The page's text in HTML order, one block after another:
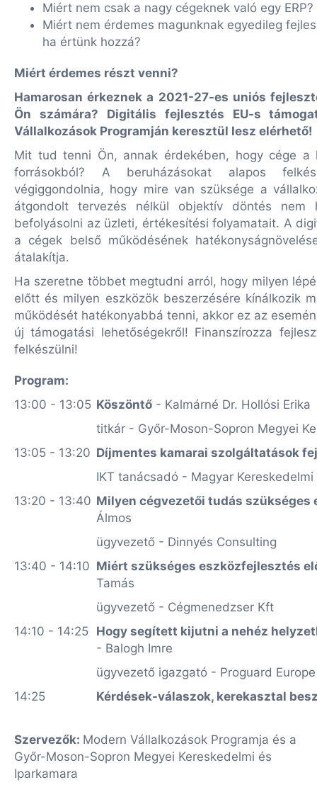
Miért nem csak a nagy cégeknek való egy ERP?
Miért nem érdemes magunknak egyedileg
ha értünk hozzá?
Miért érdemes részt venni?
Hamarosan érkeznek a 2021-27-es uniós
Ön számára? Digitális fejlesztés EU-s
Vállalkozások Programján keresztül lesz elérhető!
Mit tud tenni Ön, annak érdekében, hogy cége a
forrásokból? A beruházásokat alapos
végiggondolnia, hogy mire van szüksége a
átgondolt tervezés nélkül objektív döntés nem
befolyásolni az üzleti, értékesítési folyamatait. A
a cégek belső működésének
átalakítja.
Ha szeretne többet megtudni arról, hogy milyen
előtt és milyen eszközök beszerzésére kínálkozik
működését hatékonyabbá tenni, akkor ez az
új támogatási lehetőségekről! Finanszírozza
felkészülni!
Program:
13:00 - 13:05 Köszöntő - Kalmárné Dr. Hollósi Erika
titkár - Győr-Moson-Sopron Megyei
13:05 - 13:20 Díjmentes kamarai szolgáltatások
IKT tanácsadó - Magyar
13:20 - 13:40 Milyen cégvezetői tudás
Álmos
ügyvezető - Dinnyés Consulting
13:40 - 14:10 Miért szükséges eszközfejlesztés
Tamás
ügyvezető - Cégmenedzser Kft
14:10 - 14:25
Hogy segített kijutni a nehéz
- Balogh Imre
ügyvezető igazgató - Proguard
14:25
Kérdések-válaszok, kerekasztal
Szervezők: Modern Vállalkozások Programja és a
Győr-Moson-Sopron Megyei Kereskedelmi és
Iparkamara